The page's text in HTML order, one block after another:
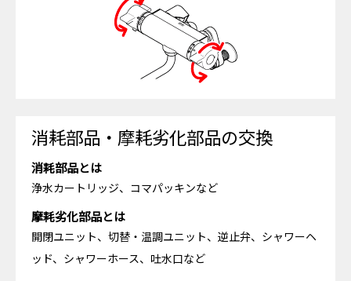
消耗部品・摩耗劣化部品の交換
消耗部品とは
浄水カートリッジ、コマパッキンなど
摩耗劣化部品とは
開閉ユニット、切替・温調ユニット、逆止弁、シャワーヘ
ッド、シャワーホース、吐水口など